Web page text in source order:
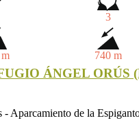
3
740 m
ÁNGEL ORÚS
Aparcamiento de la